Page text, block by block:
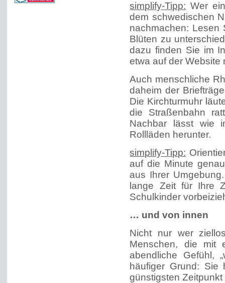
simplify-Tipp: Wer
dem schwedischen
nachmachen: Lesen
Blüten zu
dazu finden Sie im
etwa auf der Website
Auch menschliche
daheim der
Die Kirchturmuhr
die Straßenbahn
Nachbar lässt wie
Rollläden herunter.
simplify-Tipp:
auf die Minute
aus Ihrer
lange Zeit für Ihre
Schulkinder
… und von innen
Nicht nur wer
Menschen, die mit
abendliche Gefühl,
häufiger Grund:
günstigsten